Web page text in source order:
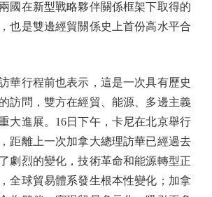
國在新型戰略夥伴關係框架下取得的
也是雙邊經貿關係史上首份高水平合
行程前也表示，這是一次具有歷史
訪問，雙方在經貿、能源、多邊主義
大進展。16日下午，卡尼在北京舉行
距離上一次加拿大總理訪華已經過去
劇烈的變化，技術革命和能源轉型正
全球貿易體系發生根本性變化；加拿